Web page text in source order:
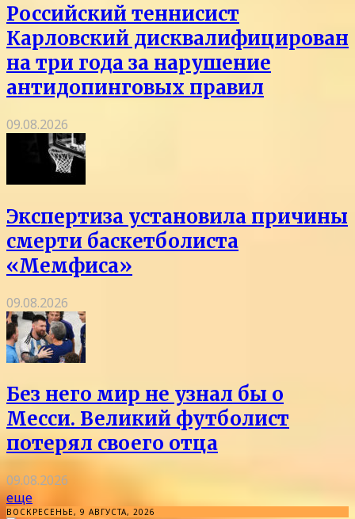
Российский теннисист
Карловский дисквалифицирован
на три года за нарушение
антидопинговых правил
09.08.2026
Экспертиза установила причины
смерти баскетболиста
«Мемфиса»
09.08.2026
Без него мир не узнал бы о
Месси. Великий футболист
потерял своего отца
09.08.2026
еще
ВОСКРЕСЕНЬЕ, 9 АВГУСТА, 2026